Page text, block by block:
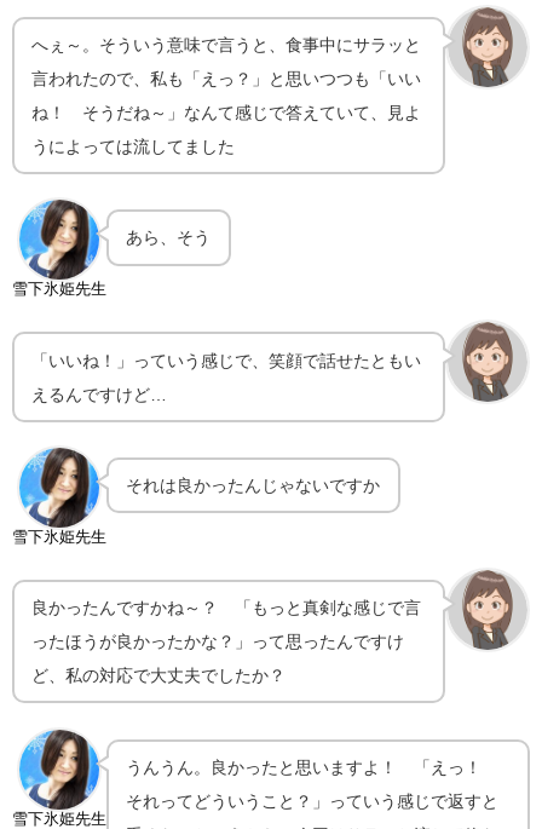
へぇ～。そういう意味で言うと、食事中にサラッと
言われたので、私も「えっ？」と思いつつも「いい
ね！ そうだね～」なんて感じで答えていて、見よ
うによっては流してました
雪下氷姫先生
あら、そう
「いいね！」っていう感じで、笑顔で話せたともい
えるんですけど…
雪下氷姫先生
それは良かったんじゃないですか
良かったんですかね～？ 「もっと真剣な感じで言
ったほうが良かったかな？」って思ったんですけ
ど、私の対応で大丈夫でしたか？
雪下氷姫先生
うんうん。良かったと思いますよ！ 「えっ！
それってどういうこと？」っていう感じで返すと